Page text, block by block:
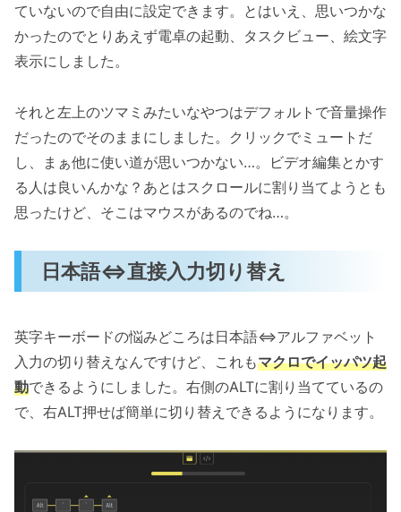
ていないので自由に設定できます。とはいえ、思いつかな
かったのでとりあえず電卓の起動、タスクビュー、絵文字
表示にしました。
それと左上のツマミみたいなやつはデフォルトで音量操作
だったのでそのままにしました。クリックでミュートだ
し、まぁ他に使い道が思いつかない…。ビデオ編集とかす
る人は良いんかな？あとはスクロールに割り当てようとも
思ったけど、そこはマウスがあるのでね…。
日本語⇔直接入力切り替え
英字キーボードの悩みどころは日本語⇔アルファベット
入力の切り替えなんですけど、これもマクロでイッパツ起
動できるようにしました。右側のALTに割り当てているの
で、右ALT押せば簡単に切り替えできるようになります。